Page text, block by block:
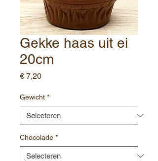
Gekke haas uit ei
20cm
€ 7,20Prijs
Gewicht *
Chocolade *